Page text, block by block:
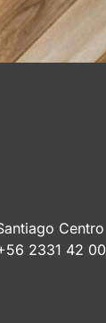
Centro
2331 42 00